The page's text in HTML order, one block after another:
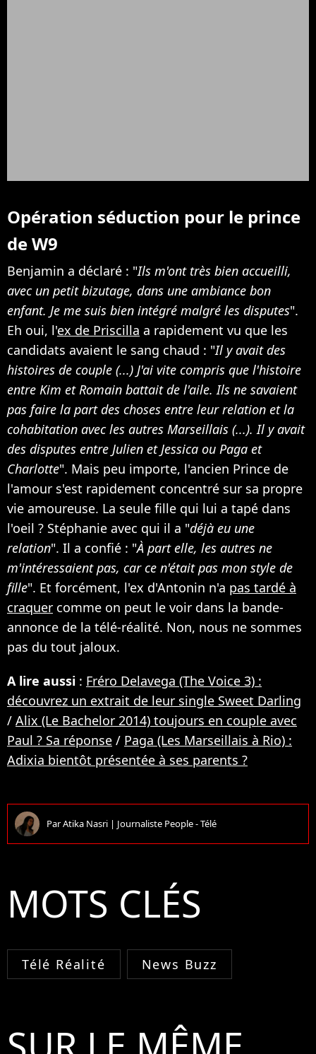
Opération séduction pour le prince
de W9
Benjamin a déclaré : "Ils m'ont très bien accueilli,
avec un petit bizutage, dans une ambiance bon
enfant. Je me suis bien intégré malgré les disputes".
Eh oui, l'ex de Priscilla a rapidement vu que les
candidats avaient le sang chaud : "Il y avait des
histoires de couple (...) J'ai vite compris que l'histoire
entre Kim et Romain battait de l'aile. Ils ne savaient
pas faire la part des choses entre leur relation et la
cohabitation avec les autres Marseillais (...). Il y avait
des disputes entre Julien et Jessica ou Paga et
Charlotte". Mais peu importe, l'ancien Prince de
l'amour s'est rapidement concentré sur sa propre
vie amoureuse. La seule fille qui lui a tapé dans
l'oeil ? Stéphanie avec qui il a "déjà eu une
relation". Il a confié : "À part elle, les autres ne
m'intéressaient pas, car ce n'était pas mon style de
fille". Et forcément, l'ex d'Antonin n'a pas tardé à
craquer comme on peut le voir dans la bande-
annonce de la télé-réalité. Non, nous ne sommes
pas du tout jaloux.
A lire aussi : Fréro Delavega (The Voice 3) :
découvrez un extrait de leur single Sweet Darling
/ Alix (Le Bachelor 2014) toujours en couple avec
Paul ? Sa réponse / Paga (Les Marseillais à Rio) :
Adixia bientôt présentée à ses parents ?
ParAtika Nasri | Journaliste People - Télé
MOTS CLÉS
Télé Réalité News Buzz